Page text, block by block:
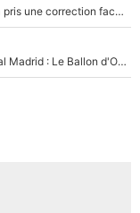
Sans Ousmane Dembélé et Désiré Doué, le PSG a pris une correction face à Majorque : Luis Enrique attend avec impatience des renforts !
Coup de théâtre en Espagne, Rodri va trahir le Real Madrid : Le Ballon d'Or a choisi de signer au FC Barcelone !